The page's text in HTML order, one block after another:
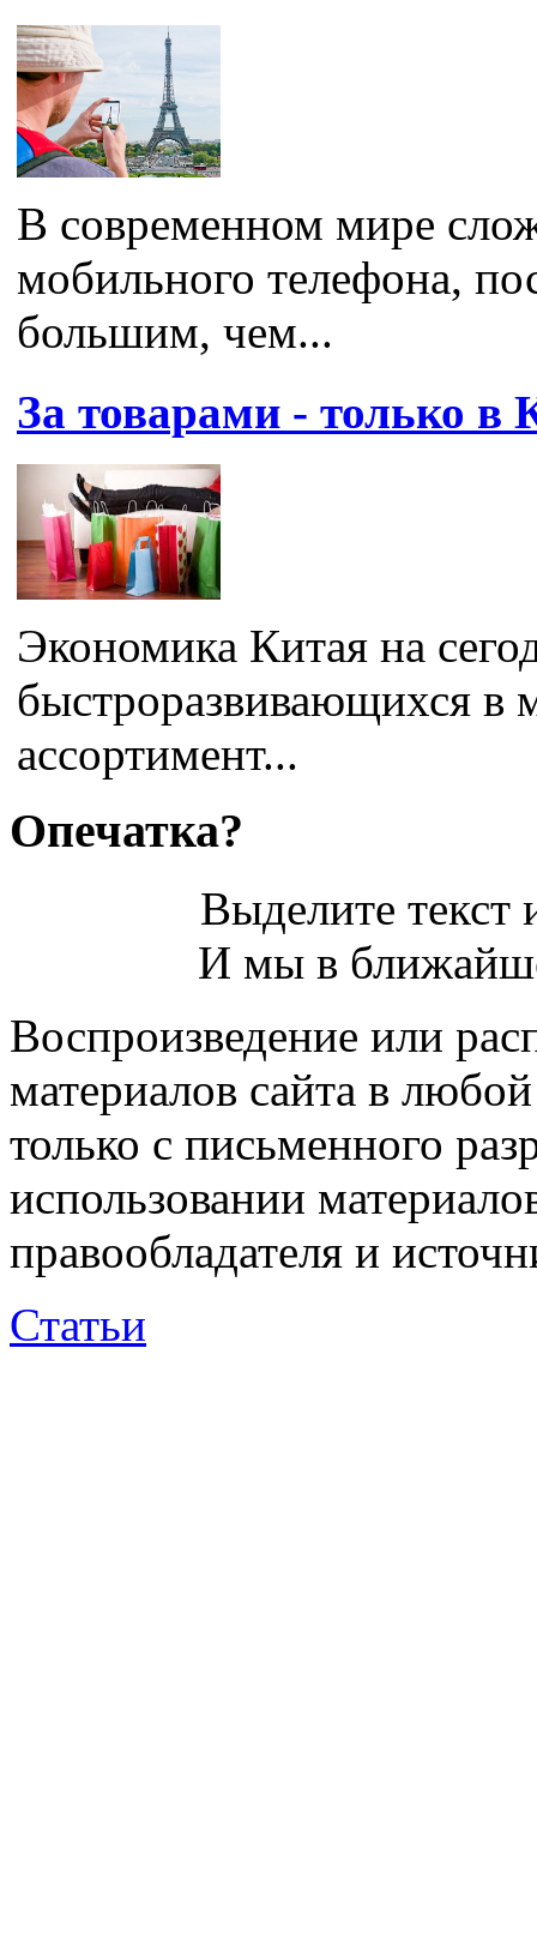
В современном мире
мобильного телефона,
большим, чем...
За товарами - только в
Экономика Китая на
быстроразвивающихся в
ассортимент...
Опечатка?
Выделите
И мы в
Воспроизведение или
материалов сайта в
только с письменного
использовании
правообладателя и
Статьи